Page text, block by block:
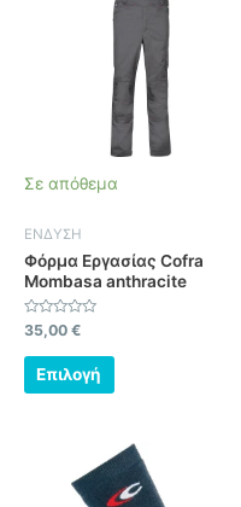
Σε απόθεμα
ΕΝΔΥΣΗ
Φόρμα Εργασίας Cofra
Mombasa anthracite
Βαθμολογήθηκε
με
0
από
35,00 €
Επιλογή
έχει
πολλαπλές
παραλλαγές.
Οι
επιλογές
μπορούν
σελίδα
του
Αυτό
το